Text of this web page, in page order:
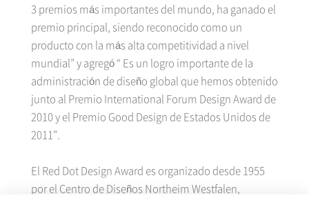
3 premios más importantes del mundo, ha ganado el
premio principal, siendo reconocido como un
producto con la más alta competitividad a nivel
mundial” y agregó “ Es un logro importante de la
administración de diseño global que hemos obtenido
junto al Premio International Forum Design Award de
2010 y el Premio Good Design de Estados Unidos de
2011”.
El Red Dot Design Award es organizado desde 1955
por el Centro de Diseños Northeim Westfalen,